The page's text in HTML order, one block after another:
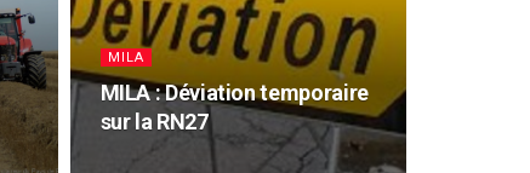
MILA
MILA : Déviation temporaire
sur la RN27